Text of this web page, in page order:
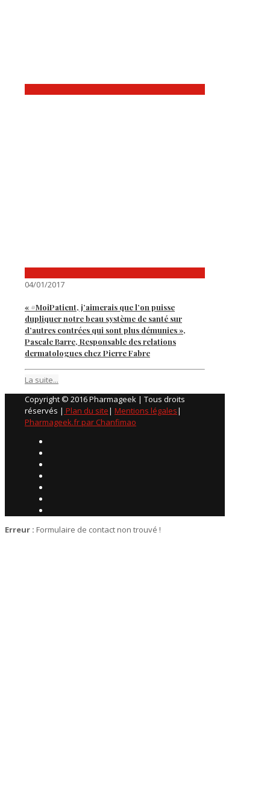
04/01/2017
« #MoiPatient, j’aimerais que l’on puisse
dupliquer notre beau système de santé sur
d’autres contrées qui sont plus démunies »,
Pascale Barre, Responsable des relations
dermatologues chez Pierre Fabre
La suite...
Copyright © 2016 Pharmageek | Tous droits
réservés | Plan du site| Mentions légales|
Pharmageek.fr par Chanfimao
Erreur : Formulaire de contact non trouvé !